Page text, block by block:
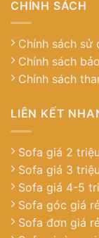
CHÍNH SÁCH
Chính sách sử
Chính sách
Chính sách
LIÊN KẾT
Sofa giá 2 triệu
Sofa giá 3 triệu
Sofa giá 4-5
Sofa góc giá
Sofa đơn giá